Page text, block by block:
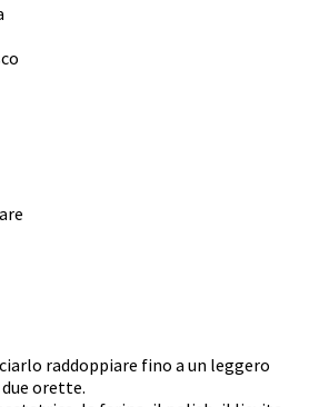
raddoppiare fino a un leggero
orette.